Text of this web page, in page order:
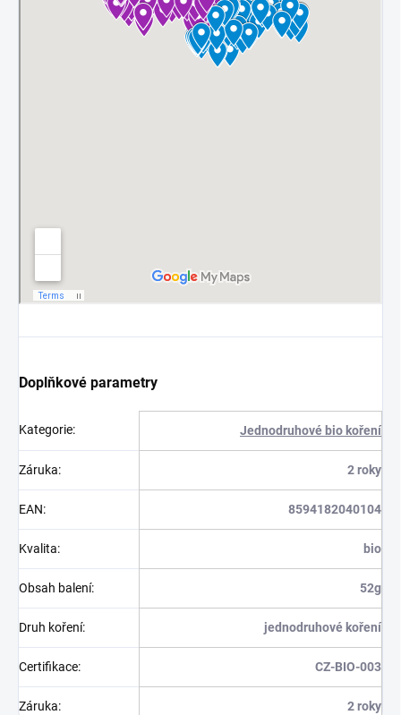
Doplňkové parametry
Kategorie: Jednodruhové bio koření
Záruka: 2 roky
EAN: 8594182040104
Kvalita: bio
Obsah balení: 52g
Druh koření: jednodruhové koření
Certifikace: CZ-BIO-003
Záruka: 2 roky